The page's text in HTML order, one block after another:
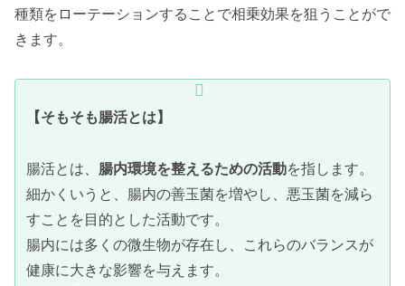
種類をローテーションすることで相乗効果を狙うことがで
きます。
【そもそも腸活とは】
腸活とは、 腸内環境を整えるための活動を指します。
細かくいうと、腸内の善玉菌を増やし、悪玉菌を減ら
すことを目的とした活動です。
腸内には多くの微生物が存在し、これらのバランスが
健康に大きな影響を与えます。